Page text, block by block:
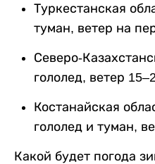
Туркестанская
туман, ветер на
Северо-
гололед, ветер
Костанайская
гололед и туман,
Какой будет погода